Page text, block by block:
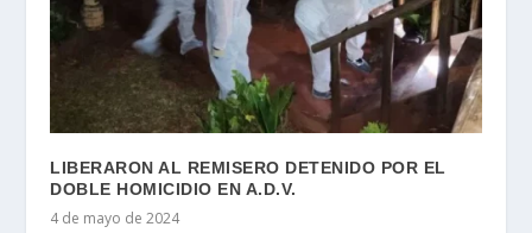
LIBERARON AL REMISERO DETENIDO POR EL
DOBLE HOMICIDIO EN A.D.V.
4 de mayo de 2024